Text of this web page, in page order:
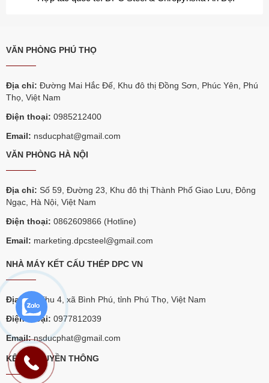
VĂN PHÒNG PHÚ THỌ
Địa chỉ: Đường Mai Hắc Đế, Khu đô thị Đồng Sơn, Phúc Yên, Phú
Thọ, Việt Nam
Điện thoại: 0985212400
Email: nsducphat@gmail.com
VĂN PHÒNG HÀ NỘI
Địa chỉ: Số 59, Đường 23, Khu đô thị Thành Phố Giao Lưu, Đông
Ngạc, Hà Nội, Việt Nam
Điện thoại: 0862609866 (Hotline)
Email: marketing.dpcsteel@gmail.com
NHÀ MÁY KẾT CẤU THÉP DPC VN
Địa chỉ:
Khu 4, xã Bình Phú, tỉnh Phú Thọ, Việt Nam
Điện thoại: 0977812039
Email:nsducphat@gmail.com
KÊNH TRUYỀN THÔNG